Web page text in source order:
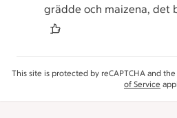
grädde och maizena, det
This site is protected by reCAPTCHA and
of Service